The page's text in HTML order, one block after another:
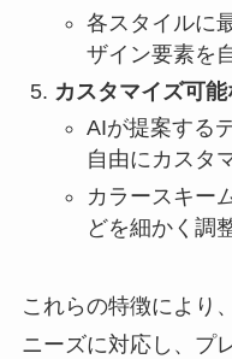
各スタイルに
ザイン要素を
カスタマイズ可
AIが提案する
自由にカスタ
カラースキー
どを細かく調
これらの特徴により
ニーズに対応し、プ